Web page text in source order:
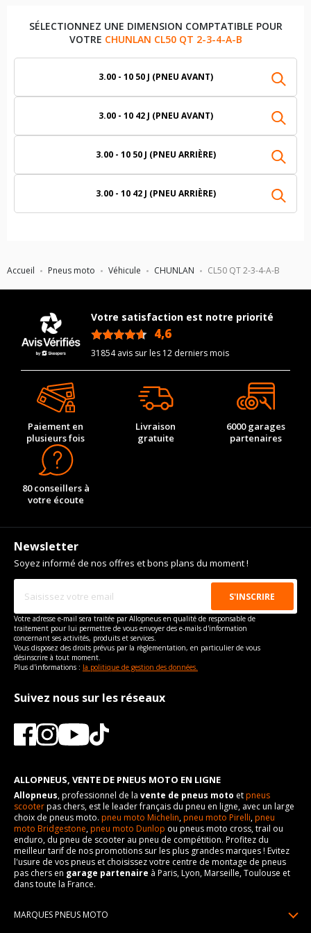
Accueil Pneus moto Véhicule CHUNLAN CL50 QT 2-3-4-A-B
SÉLECTIONNEZ UNE DIMENSION COMPTATIBLE POUR
VOTRE CHUNLAN CL50 QT 2-3-4-A-B
3.00 - 10 50 J (PNEU AVANT)
3.00 - 10 42 J (PNEU AVANT)
3.00 - 10 50 J (PNEU ARRIÈRE)
3.00 - 10 42 J (PNEU ARRIÈRE)
Votre satisfaction est notre priorité
4,6
31854 avis sur les 12 derniers mois
Paiement en
plusieurs fois
Livraison
gratuite
6000 garages
partenaires
80 conseillers à
votre écoute
Newsletter
Soyez informé de nos offres et bons plans du moment !
Votre adresse e-mail sera traitée par Allopneus en qualité de responsable de
traitement pour lui permettre de vous envoyer des e-mails d'information
concernant ses activités, produits et services.
Vous disposez des droits prévus par la règlementation, en particulier de vous
désinscrire à tout moment.
Plus d'informations : la politique de gestion des données.
Suivez nous sur les réseaux
ALLOPNEUS, VENTE DE PNEUS MOTO EN LIGNE
Allopneus, professionnel de la vente de pneus moto etpneus
scooterpas chers, est le leader français du pneu en ligne, avec un large
choix de pneus moto. pneu moto Michelin,pneu moto Pirelli,pneu
moto Bridgestone,pneu moto Dunlop ou pneus moto cross, trail ou
enduro, du pneu de scooter au pneu de compétition. Profitez du
meilleur tarif de nos promotions sur les plus grandes marques ! Evitez
l'usure de vos pneus et choisissez votre centre de montage de pneus
pas chers en garage partenaire à Paris, Lyon, Marseille, Toulouse et
dans toute la France.
MARQUES PNEUS MOTO